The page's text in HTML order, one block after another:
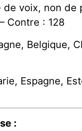
voix, non de
Contre : 128
Belgique,
Espagne,
: